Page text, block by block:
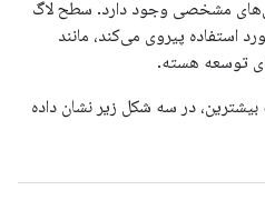
مشخصی وجود دارد. سطح لاگ
استفاده پیروی می‌کند، مانند
توسعه هسته.
در سه شکل زیر نشان داده